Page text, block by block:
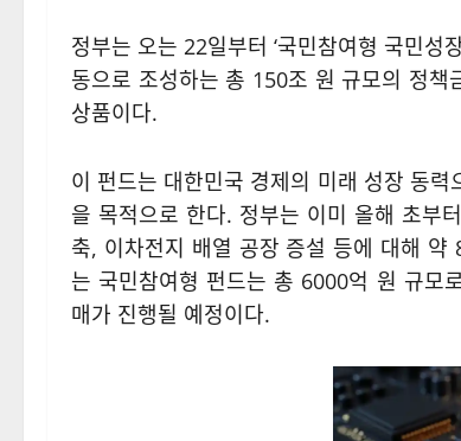
정부는 오는 22일부터 ‘국민참여형 국민성
동으로 조성하는 총 150조 원 규모의 정
상품이다.
이 펀드는 대한민국 경제의 미래 성장 동
을 목적으로 한다. 정부는 이미 올해 초부
축, 이차전지 배열 공장 증설 등에 대해
는 국민참여형 펀드는 총 6000억 원 규모
매가 진행될 예정이다.